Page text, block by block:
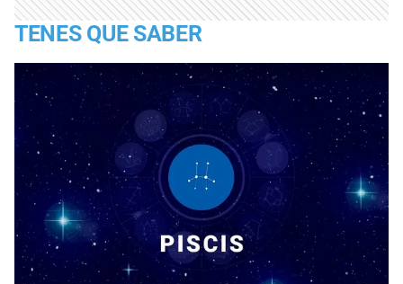
TENES QUE SABER